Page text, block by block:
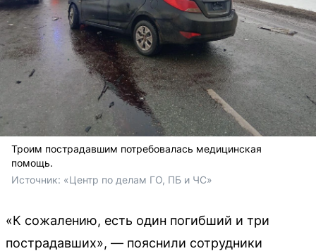
Троим пострадавшим потребовалась медицинская
помощь.
Источник: «Центр по делам ГО, ПБ и ЧС»
«К сожалению, есть один погибший и три
пострадавших», — пояснили сотрудники